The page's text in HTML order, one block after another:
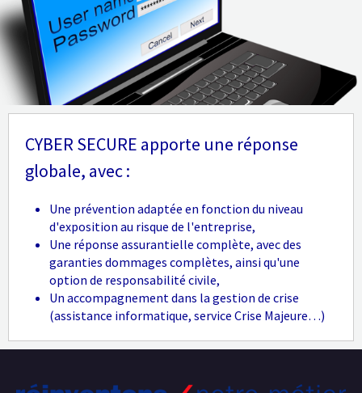
CYBER SECURE apporte une réponse
globale, avec :
Une prévention adaptée en fonction du niveau
d'exposition au risque de l'entreprise,
Une réponse assurantielle complète, avec des
garanties dommages complètes, ainsi qu'une
option de responsabilité civile,
Un accompagnement dans la gestion de crise
(assistance informatique, service Crise Majeure…)